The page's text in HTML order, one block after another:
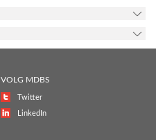
VOLG MDBS
Twitter
LinkedIn